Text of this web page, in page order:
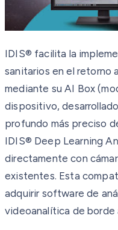
IDIS® facilita la
sanitarios en el retorno
mediante su AI Box
dispositivo,
profundo más preciso
IDIS® Deep Learning
directamente con
existentes. Esta
adquirir software de
videoanalítica de borde